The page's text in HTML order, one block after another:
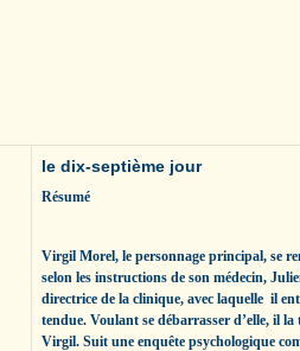
le dix-septième jour
Résumé
Virgil Morel, le personnage principal, se
selon les instructions de son médecin,
directrice de la clinique, avec laquelle il
tendue. Voulant se débarrasser d’elle, il
Virgil. Suit une enquête psychologique